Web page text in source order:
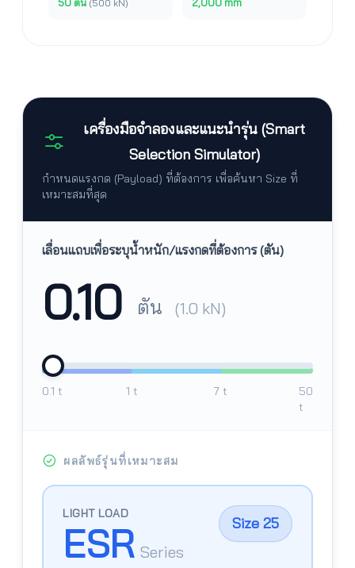
(500 kN)
เครื่องมือจำลองและแนะนำรุ่น (Smart
Selection Simulator)
กำหนดแรงกด (Payload) ที่ต้องการ เพื่อค้นหา Size ที่
เหมาะสมที่สุด
เลื่อนแถบเพื่อระบุน้ำหนัก/แรงกดที่ต้องการ (ตัน)
0.10 ตัน (1.0 kN)
0.1 t 1 t 7 t
50
t
ผลลัพธ์รุ่นที่เหมาะสม
LIGHT LOAD
ESR Series
Size 25